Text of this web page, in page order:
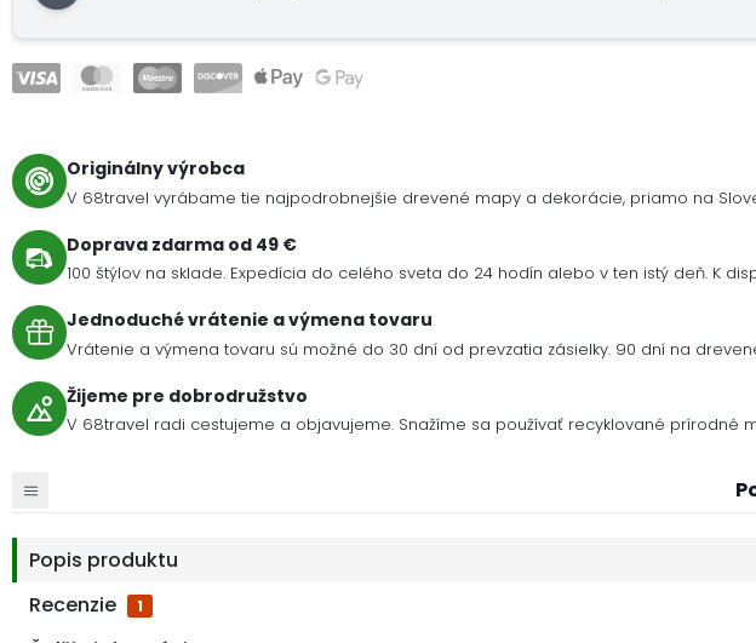
Originálny výrobca
V 68travel vyrábame tie najpodrobnejšie drevené mapy a dekorácie, priamo na
Doprava zdarma od 49 €
100 štýlov na sklade. Expedícia do celého sveta do 24 hodín alebo v ten istý deň. K
Jednoduché vrátenie a výmena tovaru
Vrátenie a výmena tovaru sú možné do 30 dní od prevzatia zásielky. 90 dní na
Žijeme pre dobrodružstvo
V 68travel radi cestujeme a objavujeme. Snažíme sa používať recyklované prírodné
Popis produktu
Recenzie
1